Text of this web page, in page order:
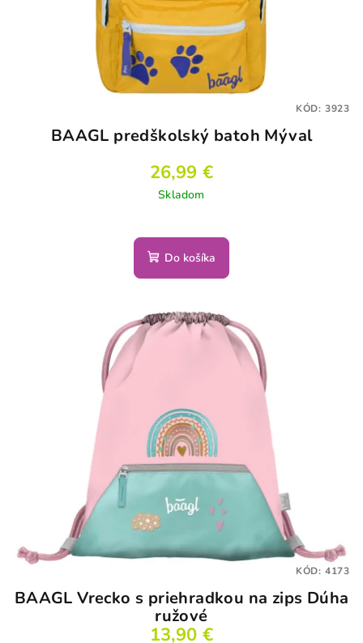
BAAGL predškolský batoh Mýval
26,99 €
Skladom
Do košíka
KÓD: 3923
BAAGL Vrecko s priehradkou na zips Dúha
ružové
13,90 €
KÓD: 4173